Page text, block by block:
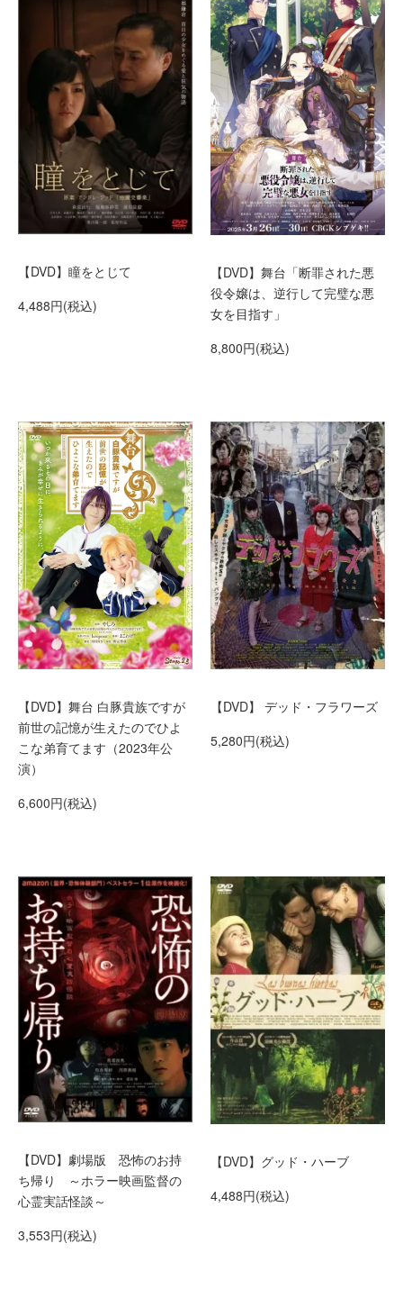
【DVD】瞳をとじて
4,488円(税込)
【DVD】舞台「断罪された悪
役令嬢は、逆行して完璧な悪
女を目指す」
8,800円(税込)
【DVD】舞台 白豚貴族ですが
前世の記憶が生えたのでひよ
こな弟育てます（2023年公
演）
6,600円(税込)
【DVD】 デッド・フラワーズ
5,280円(税込)
【DVD】劇場版 恐怖のお持
ち帰り ～ホラー映画監督の
心霊実話怪談～
3,553円(税込)
【DVD】グッド・ハーブ
4,488円(税込)